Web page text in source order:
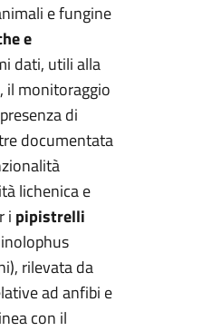
e fungine
e
dati, utili alla
il monitoraggio
di
documentata
lichenica e
i pipistrelli
rilevata da
ad anfibi e
con il